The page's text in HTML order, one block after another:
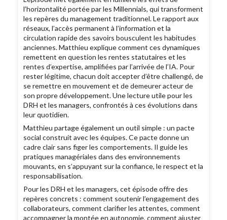
l’horizontalité portée par les Millennials, qui transforment
les repères du management traditionnel. Le rapport aux
réseaux, l’accès permanent à l’information et la
circulation rapide des savoirs bousculent les habitudes
anciennes. Matthieu explique comment ces dynamiques
remettent en question les rentes statutaires et les
rentes d’expertise, amplifiées par l’arrivée de l’IA. Pour
rester légitime, chacun doit accepter d’être challengé, de
se remettre en mouvement et de demeurer acteur de
son propre développement. Une lecture utile pour les
DRH et les managers, confrontés à ces évolutions dans
leur quotidien.
Matthieu partage également un outil simple : un pacte
social construit avec les équipes. Ce pacte donne un
cadre clair sans figer les comportements. Il guide les
pratiques managériales dans des environnements
mouvants, en s’appuyant sur la confiance, le respect et la
responsabilisation.
Pour les DRH et les managers, cet épisode offre des
repères concrets : comment soutenir l’engagement des
collaborateurs, comment clarifier les attentes, comment
accompagner la montée en autonomie, comment ajuster